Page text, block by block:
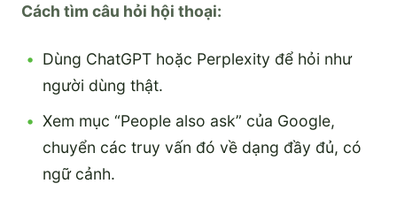
Cách tìm câu hỏi hội thoại:
Dùng ChatGPT hoặc Perplexity để hỏi như
người dùng thật.
Xem mục “People also ask” của Google,
chuyển các truy vấn đó về dạng đầy đủ, có
ngữ cảnh.